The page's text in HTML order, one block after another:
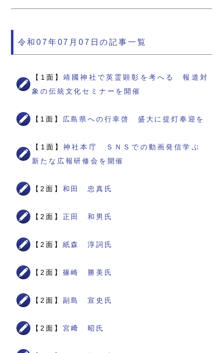
令和07年07月07日の記事一覧
【1面】靖國神社で英霊顕彰を考へる 報道対
象の伝統文化セミナーを開催
【1面】 広島県への行幸啓 盛大に提灯奉迎を
【1面】神社本庁 ＳＮＳでの動画発信学ぶ
新たな広報研修会を開催
【2面】 和田 忠真氏
【2面】 正田 和男氏
【2面】 紙森 淳詞氏
【2面】 篠崎 勝美氏
【2面】 副島 宣史氏
【2面】 宮﨑 昭氏